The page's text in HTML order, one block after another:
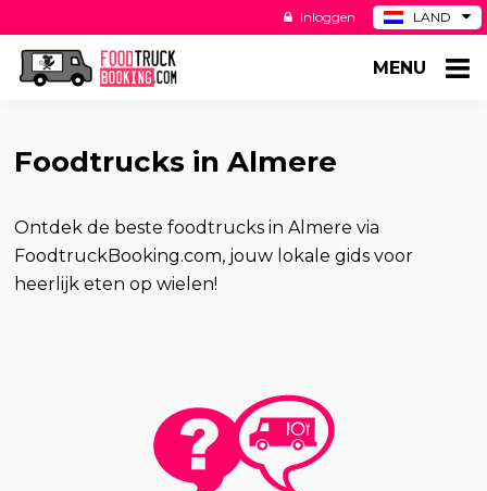
LAND
DE
Inloggen
MENU
Foodtrucks in Almere
Ontdek de beste foodtrucks in Almere via
FoodtruckBooking.com, jouw lokale gids voor
heerlijk eten op wielen!